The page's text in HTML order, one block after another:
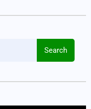
Search